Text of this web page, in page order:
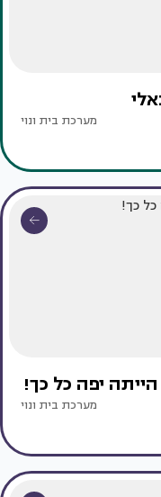
מערכת בית ונוי
יפה כל כך!
מערכת בית ונוי